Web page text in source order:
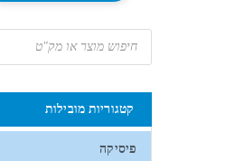
מוצרים
search
קטגוריות מובילות
פיסיקה